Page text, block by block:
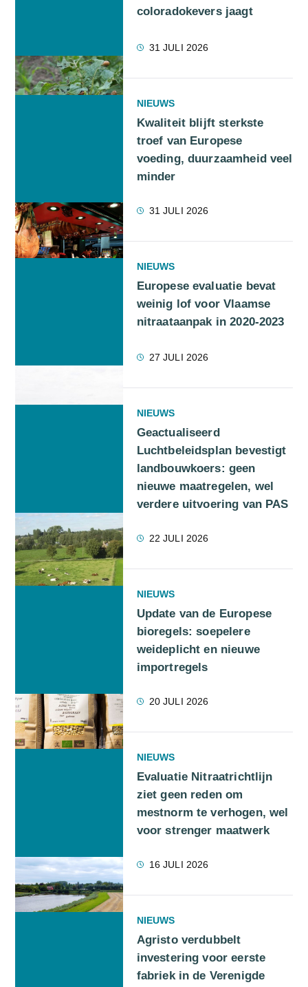
coloradokevers jaagt
31 JULI 2026
NIEUWS
Kwaliteit blijft sterkste
troef van Europese
voeding, duurzaamheid veel
minder
31 JULI 2026
NIEUWS
Europese evaluatie bevat
weinig lof voor Vlaamse
nitraataanpak in 2020-2023
27 JULI 2026
NIEUWS
Geactualiseerd
Luchtbeleidsplan bevestigt
landbouwkoers: geen
nieuwe maatregelen, wel
verdere uitvoering van PAS
22 JULI 2026
NIEUWS
Update van de Europese
bioregels: soepelere
weideplicht en nieuwe
importregels
20 JULI 2026
NIEUWS
Evaluatie Nitraatrichtlijn
ziet geen reden om
mestnorm te verhogen, wel
voor strenger maatwerk
16 JULI 2026
NIEUWS
Agristo verdubbelt
investering voor eerste
fabriek in de Verenigde